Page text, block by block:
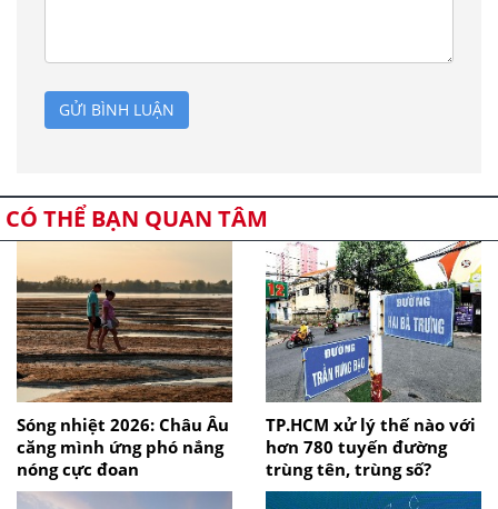
GỬI BÌNH LUẬN
CÓ THỂ BẠN QUAN TÂM
Sóng nhiệt 2026: Châu Âu
căng mình ứng phó nắng
nóng cực đoan
TP.HCM xử lý thế nào với
hơn 780 tuyến đường
trùng tên, trùng số?